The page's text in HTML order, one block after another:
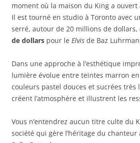
moment où la maison du King a
Il est tourné en studio à Toronto avec
serré, autour de 20 millions de dollars,
de dollars pour le Elvis de Baz
Dans une approche à l’esthétique
lumière évolue entre teintes marron
couleurs pastel douces et sucrées très
créent l’atmosphère et illustrent les
Vous n’entendrez aucun titre culte du
société qui gère l’héritage du